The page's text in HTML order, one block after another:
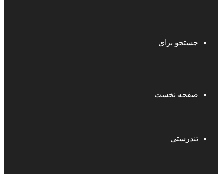
جستجو برای
صفحه نخست
تندرستی